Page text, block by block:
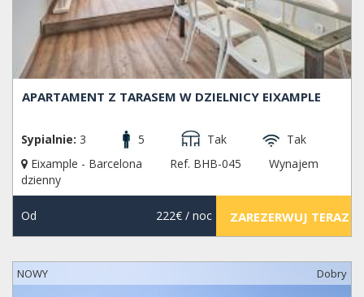
APARTAMENT Z TARASEM W DZIELNICY EIXAMPLE
Sypialnie: 3 5 Tak
Tak
Eixample - Barcelona
Ref. BHB-045
Wynajem
dzienny
Od 222€/ noc ZAREZERWUJ TERAZ
NOWY Dobry